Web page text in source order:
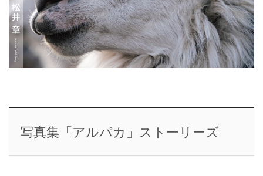
写真集「アルパカ」ストーリーズ